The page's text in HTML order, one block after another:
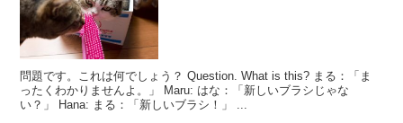
問題です。これは何でしょう？ Question. What is this? まる：「ま
ったくわかりませんよ。」 Maru: はな：「新しいブラシじゃな
い？」 Hana: まる：「新しいブラシ！」 ...